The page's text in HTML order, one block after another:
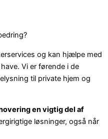
og kan hjælpe med
Vi er førende i de
til private hjem og
en vigtig del af
løsninger, også når